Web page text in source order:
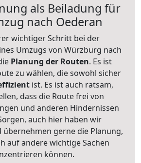
als Beiladung für
nach Oederan
wichtiger Schritt bei der
Umzugs von Würzburg nach
Planung der Routen. Es ist
zu wählen, die sowohl sicher
ist. Es ist auch ratsam,
dass die Route frei von
und anderen Hindernissen
auch hier haben wir
übernehmen gerne die Planung,
auf andere wichtige Sachen
können.